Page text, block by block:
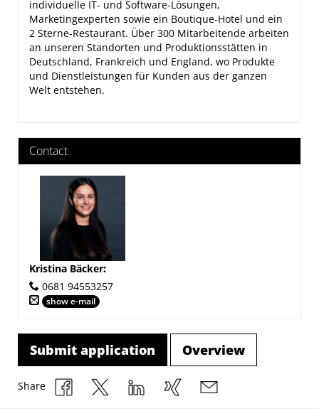
individuelle IT- und Software-Lösungen,
Marketingexperten sowie ein Boutique-Hotel und ein
2 Sterne-Restaurant. Über 300 Mitarbeitende arbeiten
an unseren Standorten und Produktionsstätten in
Deutschland, Frankreich und England, wo Produkte
und Dienstleistungen für Kunden aus der ganzen
Welt entstehen.
Contact
Kristina Bäcker:
0681 94553257
show e-mail
Submit application Overview
Share